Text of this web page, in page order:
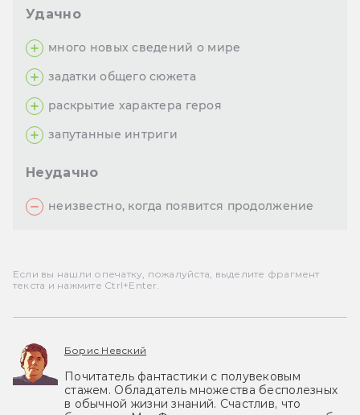
Удачно
много новых сведений о мире
задатки общего сюжета
раскрытие характера героя
запутанные интриги
Неудачно
неизвестно, когда появится продолжение
Если вы нашли опечатку, пожалуйста, выделите фрагмент
текста и нажмите Ctrl+Enter.
Борис Невский
Почитатель фантастики с полувековым
стажем. Обладатель множества бесполезных
в обычной жизни знаний. Счастлив, что